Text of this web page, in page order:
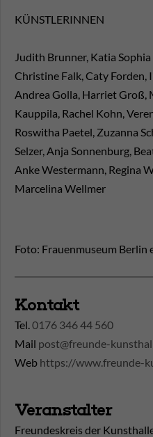
KÜNSTLERINNEN
Judith Brunner, Katia
Christine Falk, Caty Forden,
Andrea Golla, Harriet Groß,
Kauppila, Rachel Kohn,
Roswitha Paetel, Zuzanna
Selzer, Anja Sonnenburg,
Anke Westermann, Regina
Marcelina Wellmer
Foto: Frauenmuseum Berlin
Kontakt
Tel.0176 346 44 560
Mail post@freunde-
Web https://www.freunde-
Veranstalter
Freundeskreis der